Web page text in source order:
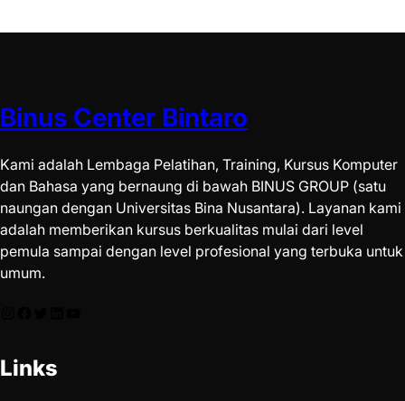
Binus Center Bintaro
Kami adalah Lembaga Pelatihan, Training, Kursus Komputer
dan Bahasa yang bernaung di bawah BINUS GROUP (satu
naungan dengan Universitas Bina Nusantara). Layanan kami
adalah memberikan kursus berkualitas mulai dari level
pemula sampai dengan level profesional yang terbuka untuk
umum.
Links